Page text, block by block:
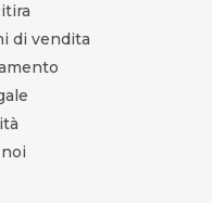
di vendita